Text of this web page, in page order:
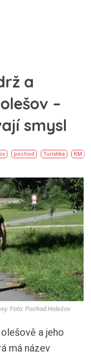
a
–
smysl
pochod Turistika KM
Foto: Pochod Holešov
a jeho
má název